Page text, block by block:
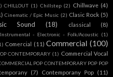
CHILLOUT (1) Chillstep (2) Chillwave (4)
Cinematic / Epic Music (2) Clasic Rock (5)
Sound (18) classical (8)
- Electronic - Folk/Acoustic (1)
Comercial (11) Commercial (100)
CONTEMPORARY (1) Commercial Vocal
POP CONTEMPORARY POP POP
(7) Contemporany Pop (11)